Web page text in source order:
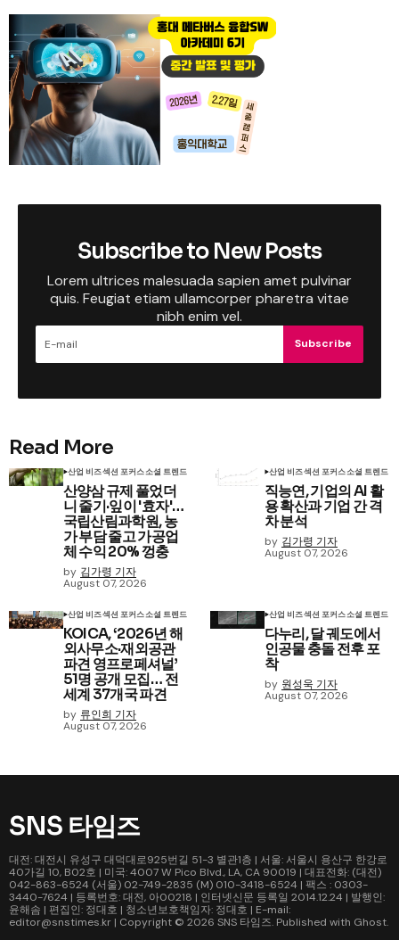
Subscribe to New Posts
Lorem ultrices malesuada sapien amet pulvinar
quis. Feugiat etiam ullamcorper pharetra vitae
nibh enim vel.
Subscribe
Read More
산업 비즈섹션 포커스소셜 트렌드
산양삼 규제 풀었더
니 줄기·잎이 '효자'…
국립산림과학원, 농
가 부담 줄고 가공업
체 수익 20% 껑충
by 김가령 기자
August 07, 2026
산업 비즈섹션 포커스소셜 트렌드
직능연, 기업의 AI 활
용 확산과 기업 간 격
차 분석
by 김가령 기자
August 07, 2026
산업 비즈섹션 포커스소셜 트렌드
KOICA, ‘2026년 해
외사무소·재외공관
파견 영프로페셔널’
51명 공개 모집… 전
세계 37개국 파견
by 류인희 기자
August 07, 2026
산업 비즈섹션 포커스소셜 트렌드
다누리, 달 궤도에서
인공물 충돌 전후 포
착
by 원성욱 기자
August 07, 2026
SNS 타임즈
대전: 대전시 유성구 대덕대로925번길 51-3 별관1층 | 서울: 서울시 용산구 한강로
40가길 10, B02호 | 미국: 4007 W Pico Blvd., LA, CA 90019 | 대표전화: (대전)
042-863-6524 (서울) 02-749-2835 (M) 010-3418-6524 | 팩스 : 0303-
3440-7624 | 등록번호: 대전, 아00218 | 인터넷신문 등록일 2014.12.24 | 발행인:
윤해솜 | 편집인: 정대호 | 청소년보호책임자: 정대호 | E-mail:
editor@snstimes.kr | Copyright © 2026 SNS 타임즈. Published with Ghost.